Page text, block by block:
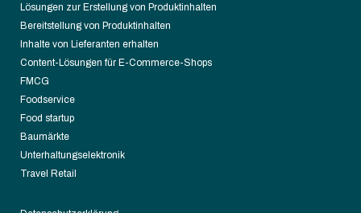
Lösungen zur Erstellung von Produktinhalten
Bereitstellung von Produktinhalten
Inhalte von Lieferanten erhalten
Content-Lösungen für E-Commerce-Shops
FMCG
Foodservice
Food startup
Baumärkte
Unterhaltungselektronik
Travel Retail